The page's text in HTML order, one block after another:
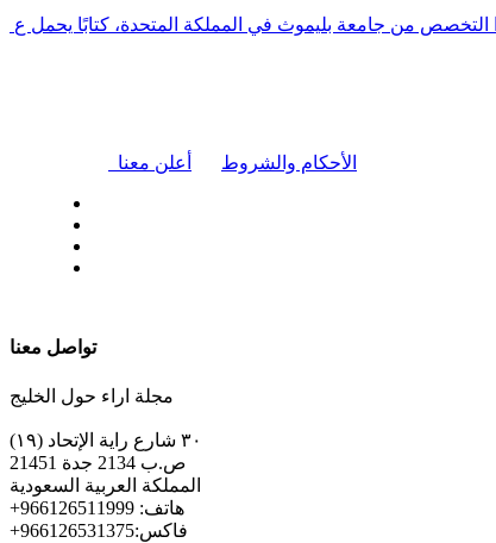
التخصص من جامعة بليموث في المملكة المتحدة، كتابًا يحمل ع
أعلن معنا الأحكام والشروط
تواصل معنا
مجلة اراء حول الخليج
٣٠ شارع راية الإتحاد (١٩)
ص.ب 2134 جدة 21451
المملكة العربية السعودية
+هاتف: 966126511999
+فاكس:966126531375